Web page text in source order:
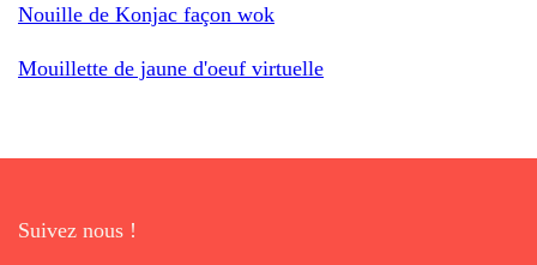
Nouille de Konjac façon wok
Mouillette de jaune d'oeuf virtuelle
Suivez nous !